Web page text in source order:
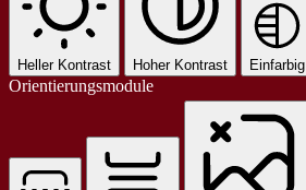
Heller Kontrast Hoher Kontrast Einfarbig
Orientierungsmodule